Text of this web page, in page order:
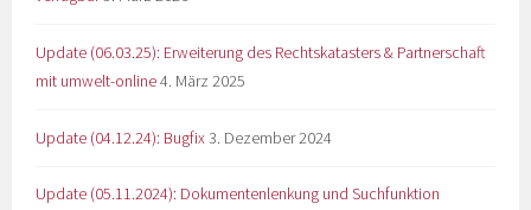
Update (06.03.25): Erweiterung des Rechtskatasters & Partnerschaft
mit umwelt-online4. März 2025
Update (04.12.24): Bugfix 3. Dezember 2024
Update (05.11.2024): Dokumentenlenkung und Suchfunktion